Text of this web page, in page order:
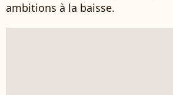
ambitions à la baisse.